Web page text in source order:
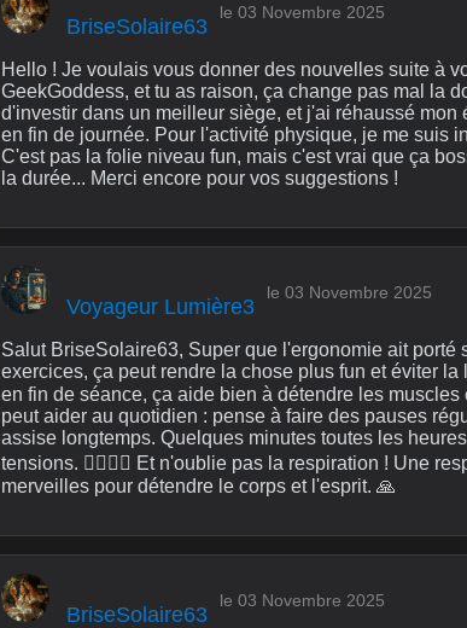
BriseSolaire63
le 03 Novembre 2025
Hello ! Je voulais vous donner des nouvelles suite à
GeekGoddess, et tu as raison, ça change pas mal la
d'investir dans un meilleur siège, et j'ai réhaussé
en fin de journée. Pour l'activité physique, je me suis
C'est pas la folie niveau fun, mais c'est vrai que ça
la durée... Merci encore pour vos suggestions !
Voyageur Lumière3
le 03 Novembre 2025
Salut BriseSolaire63, Super que l'ergonomie ait
exercices, ça peut rendre la chose plus fun et éviter
en fin de séance, ça aide bien à détendre les
peut aider au quotidien : pense à faire des pauses
assise longtemps. Quelques minutes toutes les
tensions. 🚶‍♀️🚶‍♂️ Et n'oublie pas la respiration ! Une
merveilles pour détendre le corps et l'esprit. 🙏
BriseSolaire63
le 03 Novembre 2025